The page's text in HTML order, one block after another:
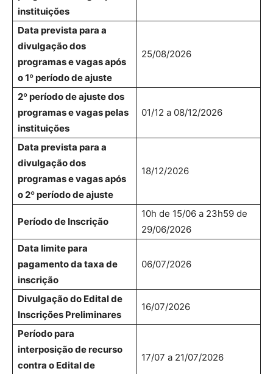
instituições
Data prevista para a
divulgação dos
programas e vagas após
o 1º período de ajuste
25/08/2026
2º período de ajuste dos
programas e vagas pelas
instituições
01/12 a 08/12/2026
Data prevista para a
divulgação dos
programas e vagas após
o 2º período de ajuste
18/12/2026
Período de Inscrição
10h de 15/06 a 23h59 de
29/06/2026
Data limite para
pagamento da taxa de
inscrição
06/07/2026
Divulgação do Edital de
Inscrições Preliminares
16/07/2026
Período para
interposição de recurso
contra o Edital de
17/07 a 21/07/2026